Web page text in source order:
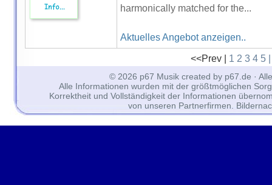
harmonically matched for the...
Aktuelles Angebot anzeigen..
<<Prev | 1 2 3 4 5
© 2026 p67 Musik created by p67.de ·
Alle Informationen wurden mit der größtmöglichen
Korrektheit und Vollständigkeit der Informationen
von unseren Partnerfirmen.